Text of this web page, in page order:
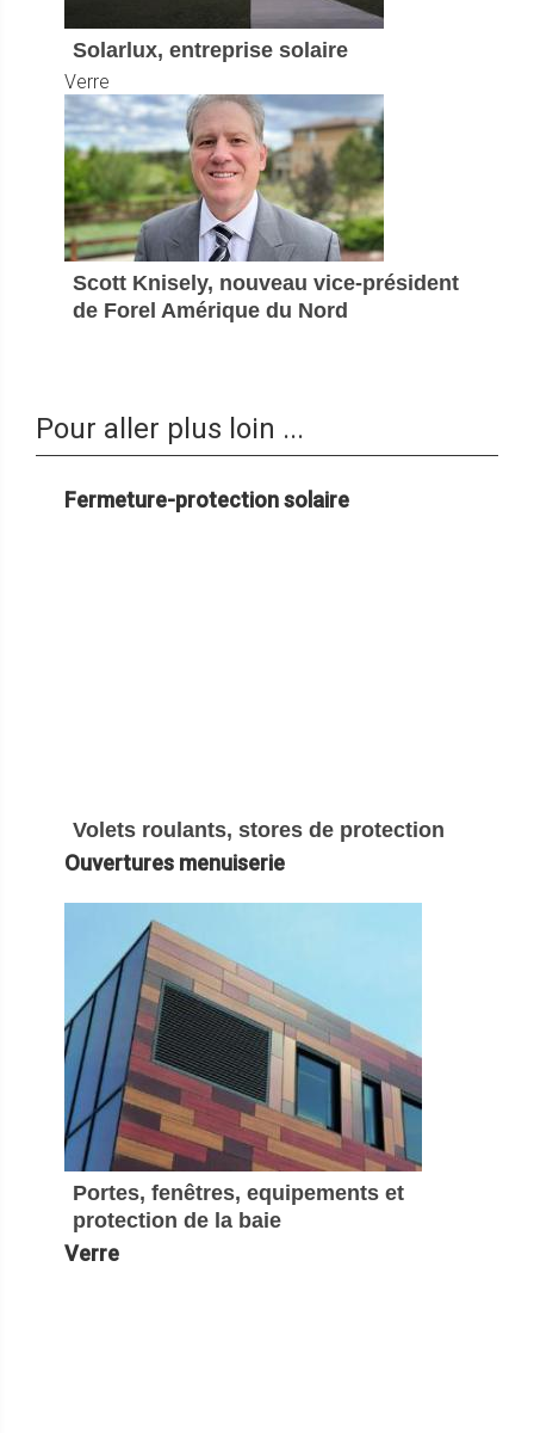
Solarlux, entreprise solaire
Verre
Scott Knisely, nouveau vice-président
de Forel Amérique du Nord
Pour aller plus loin ...
Fermeture-protection solaire
Volets roulants, stores de protection
Ouvertures menuiserie
Portes, fenêtres, equipements et
protection de la baie
Verre